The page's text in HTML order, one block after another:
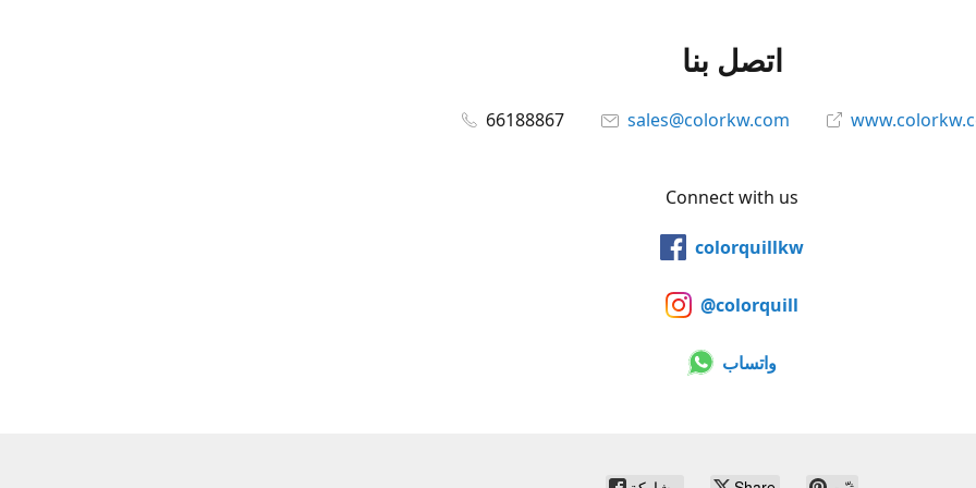
اتصل بنا
66188867 sales@colorkw.com
Connect with us
colorquillkw
@colorquill
واتساب